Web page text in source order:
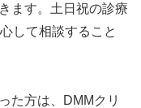
ます。土日祝の診療
して相談すること
た方は、DMMクリ